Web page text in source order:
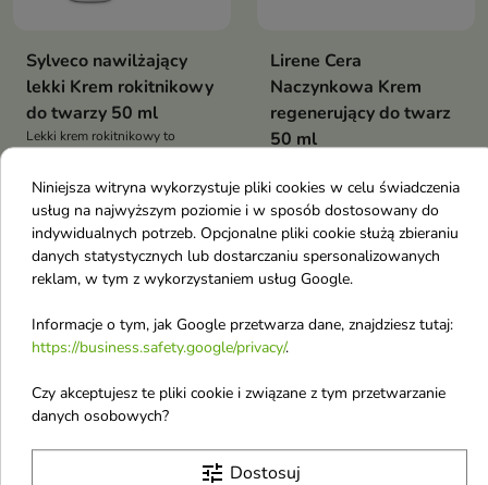
Sylveco nawilżający
lekki Krem rokitnikowy
do twarzy 50 ml
Lekki krem rokitnikowy to
koloryt skóry i wspiera jej
regenerację
50,43 zł
Lirene Cera
Naczynkowa Krem
regenerujący do twarz
50 ml
stworzony z myślą o skórze
naczynkowej, skłonnej do
podrażnień i nadwrażliwości
25,76 zł29,27 zł
-12%
favorite_border
-12%
Niniejsza witryna wykorzystuje pliki cookies w celu świadczenia
usług na najwyższym poziomie i w sposób dostosowany do
indywidualnych potrzeb. Opcjonalne pliki cookie służą zbieraniu
danych statystycznych lub dostarczaniu spersonalizowanych
reklam, w tym z wykorzystaniem usług Google.
Informacje o tym, jak Google przetwarza dane, znajdziesz tutaj:
https://business.safety.google/privacy/.
Czy akceptujesz te pliki cookie i związane z tym przetwarzanie
danych osobowych?
tune Dostosuj